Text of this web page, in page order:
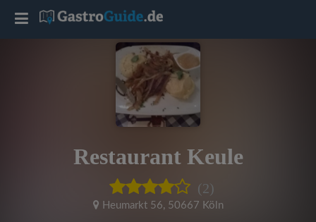
Restaurant Keule
(2)
Heumarkt 56, 50667 Köln
T